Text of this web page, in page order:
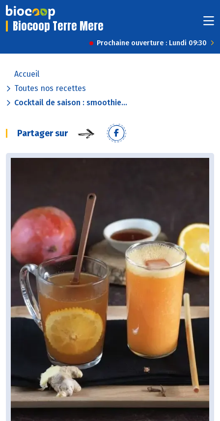
Biocoop Terre Mere
Prochaine ouverture : Lundi 09:30
Accueil
Toutes nos recettes
Cocktail de saison : smoothie...
Partager sur